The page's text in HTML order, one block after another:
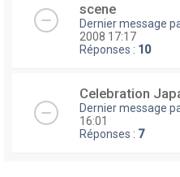
scene
Dernier message
2008 17:17
Réponses : 10
Celebration
Dernier message
16:01
Réponses : 7